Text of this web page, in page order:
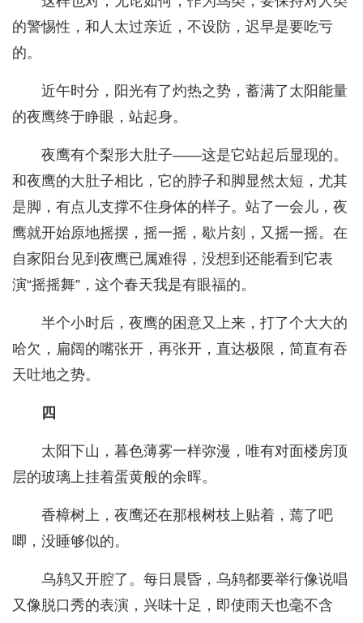
的警惕性，和人太过亲近，不设防，迟早是要吃亏
的。
近午时分，阳光有了灼热之势，蓄满了太阳能量
的夜鹰终于睁眼，站起身。
夜鹰有个梨形大肚子——这是它站起后显现的。
和夜鹰的大肚子相比，它的脖子和脚显然太短，尤其
是脚，有点儿支撑不住身体的样子。站了一会儿，夜
鹰就开始原地摇摆，摇一摇，歇片刻，又摇一摇。在
自家阳台见到夜鹰已属难得，没想到还能看到它表
演“摇摇舞”，这个春天我是有眼福的。
半个小时后，夜鹰的困意又上来，打了个大大的
哈欠，扁阔的嘴张开，再张开，直达极限，简直有吞
天吐地之势。
四
太阳下山，暮色薄雾一样弥漫，唯有对面楼房顶
层的玻璃上挂着蛋黄般的余晖。
香樟树上，夜鹰还在那根树枝上贴着，蔫了吧
唧，没睡够似的。
乌鸫又开腔了。每日晨昏，乌鸫都要举行像说唱
又像脱口秀的表演，兴味十足，即使雨天也毫不含